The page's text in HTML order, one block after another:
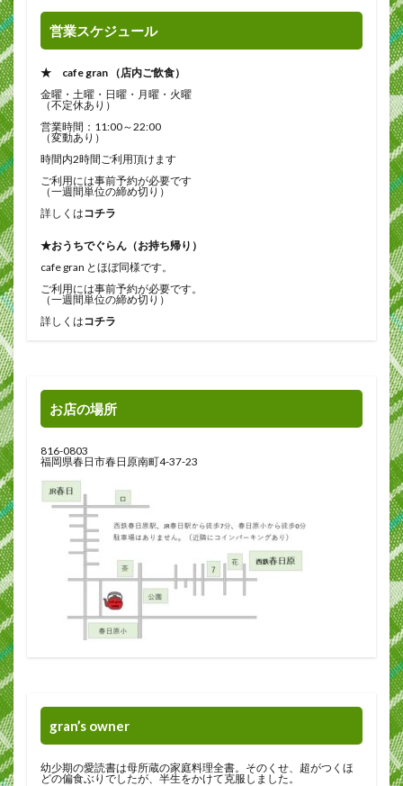
営業スケジュール
★ cafe gran （店内ご飲食）
金曜・土曜・日曜・月曜・火曜
（不定休あり）
営業時間：11:00～22:00
（変動あり）
時間内2時間ご利用頂けます
ご利用には事前予約が必要です
（一週間単位の締め切り）
詳しくはコチラ
★おうちでぐらん（お持ち帰り）
cafe gran とほぼ同様です。
ご利用には事前予約が必要です。
（一週間単位の締め切り）
詳しくはコチラ
お店の場所
816-0803
福岡県春日市春日原南町4-37-23
gran’s owner
幼少期の愛読書は母所蔵の家庭料理全書。そのくせ、超がつくほ
どの偏食ぶりでしたが、半生をかけて克服しました。